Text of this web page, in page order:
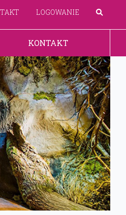
LOGOWANIE
KONTAKT